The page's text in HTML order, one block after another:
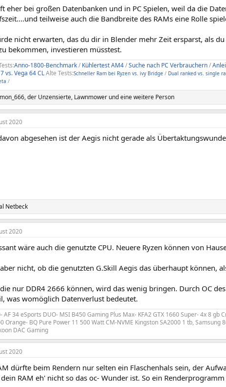
eher bei großen Datenbanken und in PC Spielen, weil da die
teilweise auch die Bandbreite des RAMs eine Rolle
nicht erwarten, das du dir in Blender mehr Zeit ersparst, als
bekommen, investieren müsstest.
Anno-1800-Benchmark/ Kühlertest AM4/Suche nach PC Verbrauchern/
vs. Vega 64 CLAlte Tests:Schneller Ram bei Ryzen vs. ivy Bridge / Dual ranked vs. single
/
,der Unzensierte, Lawnmower und eine weitere Person
2020
abgesehen ist der Aegis nicht gerade als
Netbeck
2020
wäre auch die genutzte CPU. Neuere Ryzen können von
nicht, ob die genutzten G.Skill Aegis das überhaupt können,
nur DDR4 2666 können, wird das wenig bringen. Durch OC
was womöglich Datenverlust bedeutet.
AF 34 eSports DUO- MSI B450 Gaming Plus Max- KFA2 GTX 1660 Super- 4x 8 gb
Orange- BQ Pure Power 11 500 Watt CM-NVME Kingston SA2000 1 tb, Samsung
DAC Gaming
2020
dürfte beim Rendern nur selten ein Flaschenhals sein, der
RAM eh' nicht so das oc- Wunder ist. So ein